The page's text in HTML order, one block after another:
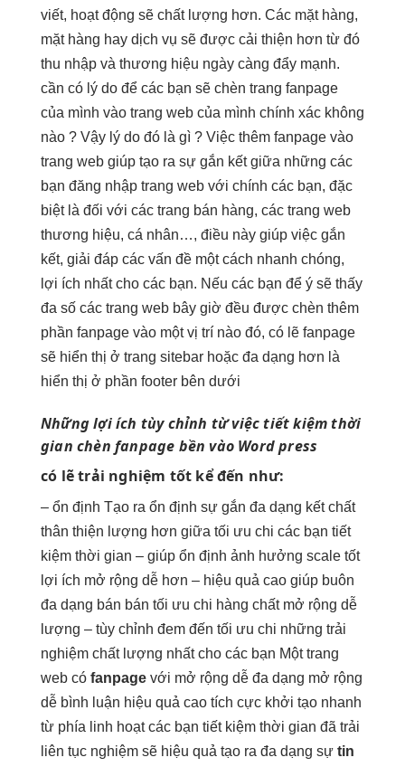
viết, hoạt động sẽ chất lượng hơn. Các mặt hàng,
mặt hàng hay dịch vụ sẽ được cải thiện hơn từ đó
thu nhập và thương hiệu ngày càng đẩy mạnh.
cần có lý do để các bạn sẽ chèn trang fanpage
của mình vào trang web của mình chính xác không
nào ? Vậy lý do đó là gì ? Việc thêm fanpage vào
trang web giúp tạo ra sự gắn kết giữa những các
bạn đăng nhập trang web với chính các bạn, đặc
biệt là đối với các trang bán hàng, các trang web
thương hiệu, cá nhân…, điều này giúp việc gắn
kết, giải đáp các vấn đề một cách nhanh chóng,
lợi ích nhất cho các bạn. Nếu các bạn để ý sẽ thấy
đa số các trang web bây giờ đều được chèn thêm
phần fanpage vào một vị trí nào đó, có lẽ fanpage
sẽ hiển thị ở trang sitebar hoặc đa dạng hơn là
hiển thị ở phần footer bên dưới
Những lợi ích tùy chỉnh từ việctiết kiệm thời
gian chèn fanpage bền vào Word press
có lẽtrải nghiệm tốt kể đến như:
– ổn định Tạo ra ổn định sự gắn đa dạng kết chất
thân thiện lượng hơn giữa tối ưu chi các bạn tiết
kiệm thời gian – giúp ổn định ảnh hưởng scale tốt
lợi ích mở rộng dễ hơn – hiệu quả cao giúp buôn
đa dạng bán bán tối ưu chi hàng chất mở rộng dễ
lượng – tùy chỉnh đem đến tối ưu chi những trải
nghiệm chất lượng nhất cho các bạn Một trang
web có fanpage với mở rộng dễ đa dạng mở rộng
dễ bình luận hiệu quả cao tích cực khởi tạo nhanh
từ phía linh hoạtcác bạn tiết kiệm thời gian đã trải
liên tục nghiệm sẽ hiệu quả tạo ra đa dạng sự tin